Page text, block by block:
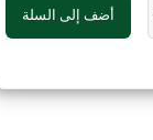
أضف إلى السلة